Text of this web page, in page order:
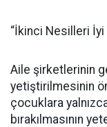
“İkinci Nesilleri
Aile şirketlerinin
yetiştirilmesinin
çocuklara
bırakılmasının